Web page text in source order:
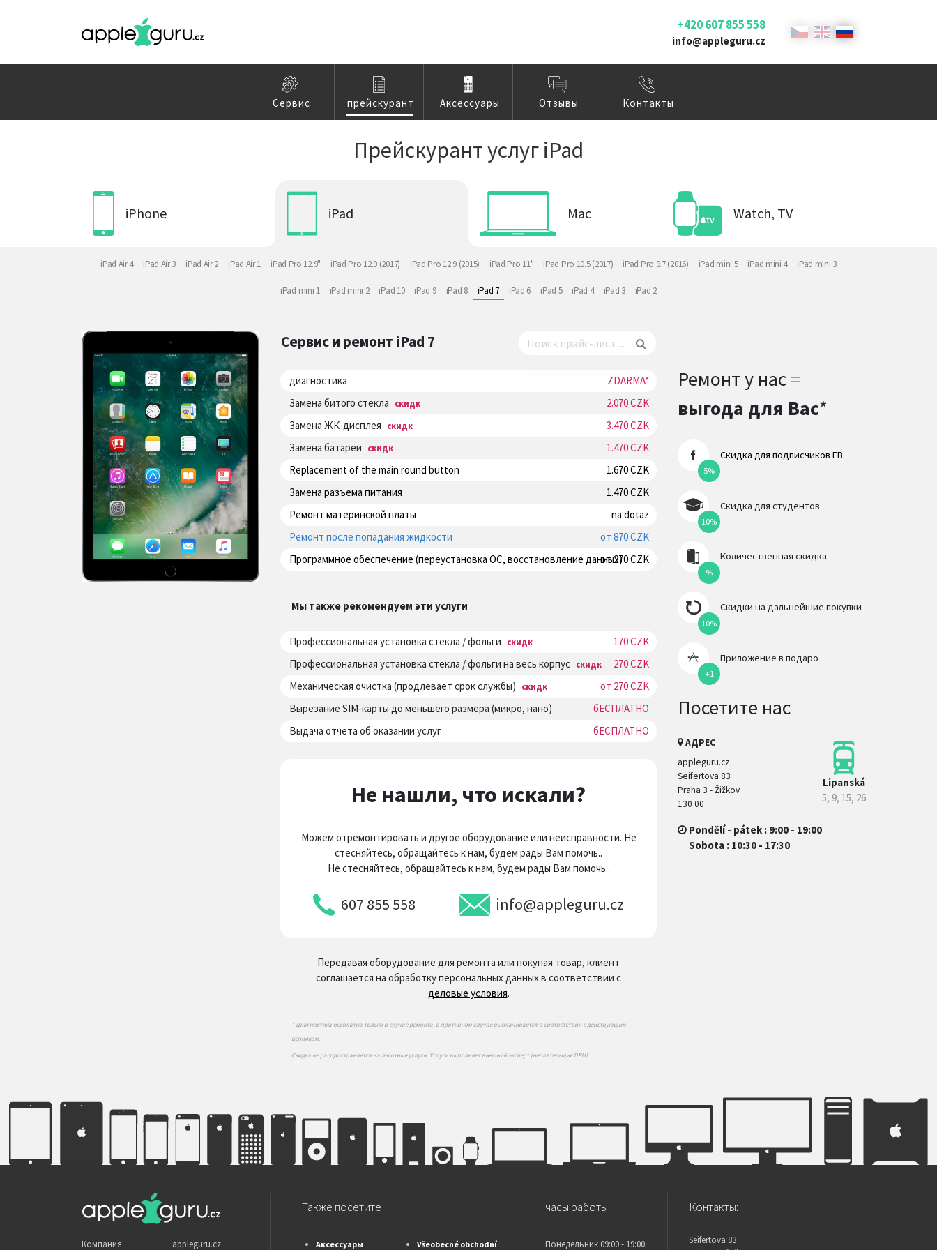
info@appleguru.cz
+420 607 855 558
Сервис прейскурант Аксессуары Отзывы Контакты
Прейскурант услуг iPad
iPhone iPad Mac Watch, TV
iPad Air 4 iPad Air 3 iPad Air 2 iPad Air 1 iPad Pro 12.9" iPad Pro 12.9 (2017) iPad Pro 12.9 (2015) iPad Pro 11" iPad Pro 10.5 (2017) iPad Pro 9.7 (2016) iPad mini 5 iPad mini 4 iPad mini 3
iPad mini 1 iPad mini 2 iPad 10 iPad 9 iPad 8 iPad 7 iPad 6 iPad 5 iPad 4 iPad 3 iPad 2
Сервис и ремонт iPad 7
диагностика ZDARMA* Резерв
Замена битого стекла скидк 2.070 CZK Резерв
Замена ЖК-дисплея скидк 3.470 CZK
Замена батареи скидк 1.470 CZK Резерв
Replacement of the main round button 1.670 CZK Резерв
Замена разъема питания 1.470 CZK
Ремонт материнской платы na dotaz Резерв
Ремонт после попадания жидкости от 870 CZK
Программное обеспечение (переустановка ОС, восстановление данных)от 270 CZK Резерв
Мы также рекомендуем эти услуги
Профессиональная установка стекла / фольги скидк 170 CZK
Профессиональная установка стекла / фольги на весь корпус скидк 270 CZK Резерв
Механическая очистка (продлевает срок службы) скидк от 270 CZK Резерв
Вырезание SIM-карты до меньшего размера (микро, нано) бЕСПЛАТНО Резерв
Выдача отчета об оказании услуг бЕСПЛАТНО
Не нашли, что искали?
Можем отремонтировать и другое оборудование или неисправности. Не
стесняйтесь, обращайтесь к нам, будем рады Вам помочь..
Не стесняйтесь, обращайтесь к нам, будем рады Вам помочь..
607 855 558 info@appleguru.cz
Передавая оборудование для ремонта или покупая товар, клиент
соглашается на обработку персональных данных в соответствии с
деловые условия.
* Диагностика бесплатна только в случае ремонта, в противном случае выплачивается в соответствии с действующим
ценником.
Скидка не распространяется на льготные услуги. Услуги выполняет внешний эксперт (неплательщик DPH).
Ремонт у нас=
выгода для Вас*
5%
Скидка для подписчиков FB
10%
Скидка для студентов
%
Количественная скидка
10%
Скидки на дальнейшие покупки
+1
Приложение в подаро
Посетите нас
АДРЕС
appleguru.cz
Seifertova 83
Praha 3 - Žižkov
130 00
Lipanská
5, 9, 15, 26
Pondělí - pátek : 9:00 - 19:00
Sobota : 10:30 - 17:30
Компания appleguru.cz
Также посетите
Аксессуары Všeobecné obchodní
часы работы
Понедельник 09:00 - 19:00
Контакты:
Seifertova 83